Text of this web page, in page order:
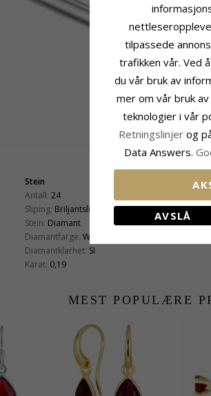
Stein
Antall: 24
Sliping: Briljantslipt
Stein: Diamant
Diamantfarge: Wesselton
Diamantklarhet: SI
Karat: 0,19
MEST POPULÆRE
tilpassede
trafikken vår. Ved
du vår bruk av
mer om vår bruk
teknologier i vår
Retningslinjer og
Data Answers.
AVSLÅ